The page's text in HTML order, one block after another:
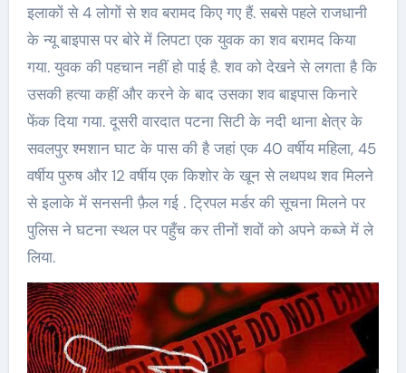
इलाकों से 4 लोगों से शव बरामद किए गए हैं. सबसे पहले राजधानी
के न्यू बाइपास पर बोरे में लिपटा एक युवक का शव बरामद किया
गया. युवक की पहचान नहीं हो पाई है. शव को देखने से लगता है कि
उसकी हत्या कहीं और करने के बाद उसका शव बाइपास किनारे
फेंक दिया गया. दूसरी वारदात पटना सिटी के नदी थाना क्षेत्र के
सवलपुर श्मशान घाट के पास की है जहां एक 40 वर्षीय महिला, 45
वर्षीय पुरुष और 12 वर्षीय एक किशोर के खून से लथपथ शव मिलने
से इलाके में सनसनी फ़ैल गई . ट्रिपल मर्डर की सूचना मिलने पर
पुलिस ने घटना स्थल पर पहुँच कर तीनों शवों को अपने कब्जे में ले
लिया.